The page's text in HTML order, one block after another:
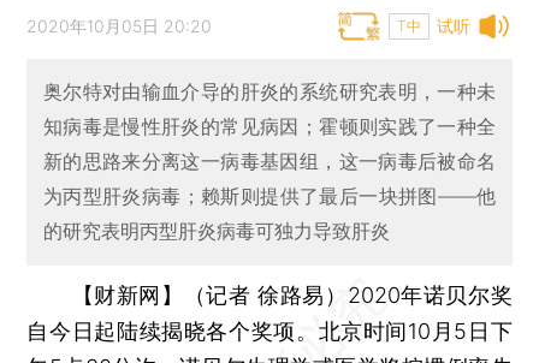
试听
2020年10月05日 20:20 T中
奥尔特对由输血介导的肝炎的系统研究表明，一种未
知病毒是慢性肝炎的常见病因；霍顿则实践了一种全
新的思路来分离这一病毒基因组，这一病毒后被命名
为丙型肝炎病毒；赖斯则提供了最后一块拼图——他
的研究表明丙型肝炎病毒可独力导致肝炎
【财新网】（记者 徐路易） 2020年诺贝尔奖
自今日起陆续揭晓各个奖项。北京时间10月5日下